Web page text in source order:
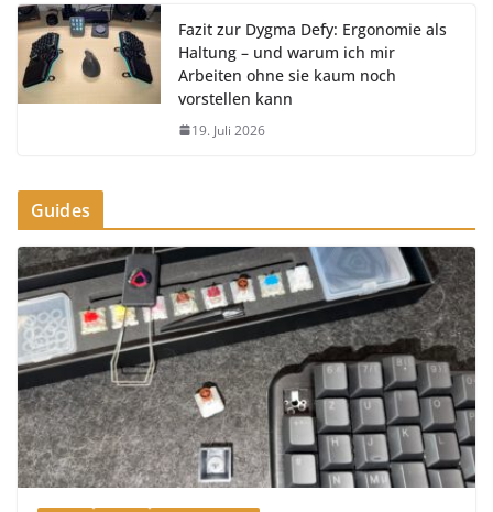
Fazit zur Dygma Defy: Ergonomie als
Haltung – und warum ich mir
Arbeiten ohne sie kaum noch
vorstellen kann
19. Juli 2026
Guides